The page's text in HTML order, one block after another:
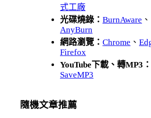
式工廠
光碟燒錄： BurnAware 、
AnyBurn
網路瀏覽： Chrome 、
Firefox
YouTube下載、轉MP3：
SaveMP3
隨機文章推薦